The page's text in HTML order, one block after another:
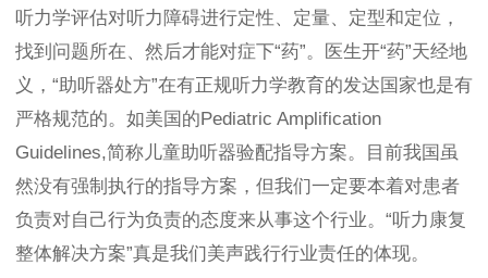
听力学评估对听力障碍进行定性、定量、定型和定位，
找到问题所在、然后才能对症下“药”。医生开“药”天经地
义，“助听器处方”在有正规听力学教育的发达国家也是有
严格规范的。如美国的Pediatric Amplification
Guidelines,简称儿童助听器验配指导方案。目前我国虽
然没有强制执行的指导方案，但我们一定要本着对患者
负责对自己行为负责的态度来从事这个行业。“听力康复
整体解决方案”真是我们美声践行行业责任的体现。